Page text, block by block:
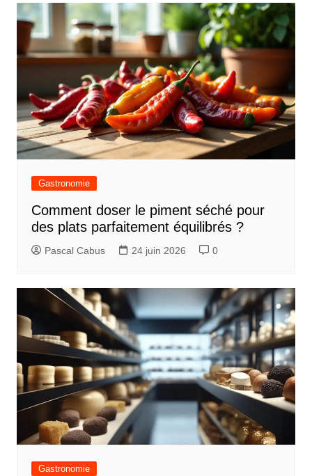
Gastronomie
Comment doser le piment séché pour
des plats parfaitement équilibrés ?
Pascal Cabus 24 juin 2026 0
Gastronomie